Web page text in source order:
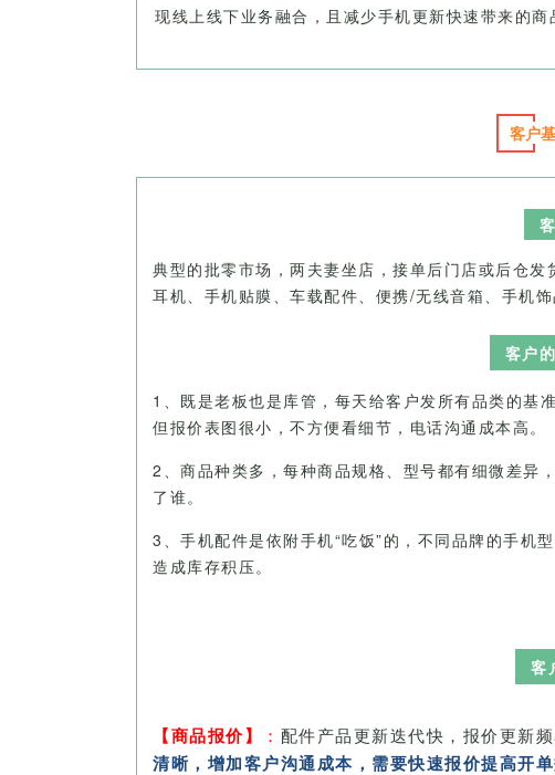
现线上线下业务融合，且减少手机更新快速带来的商
客户
典型的批零市场，两夫妻坐店，接单后门店或后仓发
耳机、手机贴膜、车载配件、便携/无线音箱、手机饰
客户
1、既是老板也是库管，每天给客户发所有品类的基
但报价表图很小，不方便看细节，电话沟通成本高。
2、商品种类多，每种商品规格、型号都有细微差异
了谁。
3、手机配件是依附手机“吃饭”的，不同品牌的手机
造成库存积压。
客
【商品报价】 ： 配件产品更新迭代快，报价更新
清晰，增加客户沟通成本，需要快速报价提高开